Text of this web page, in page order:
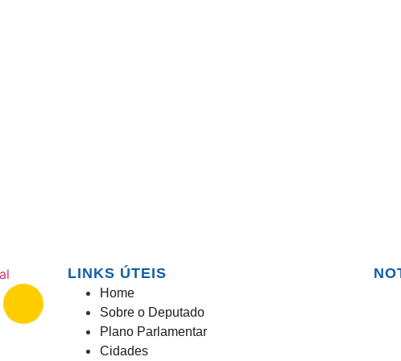
LINKS ÚTEIS
Home
Sobre o Deputado
Plano Parlamentar
Cidades